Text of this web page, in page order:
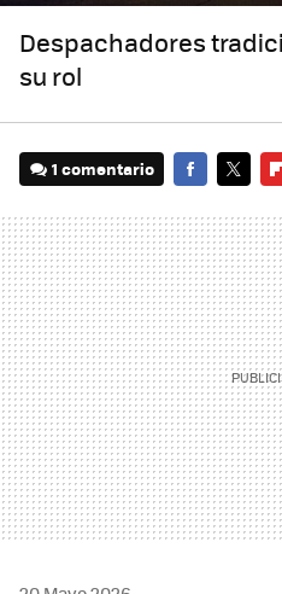
Despachadores
su rol
1 comentario